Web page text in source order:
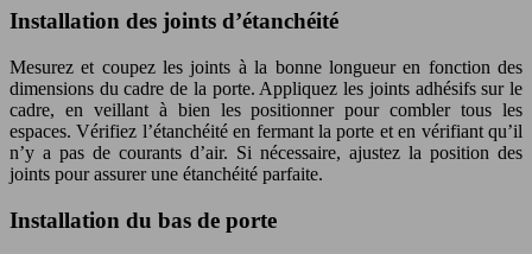
Installation des joints d’étanchéité
Mesurez et coupez les joints à la bonne longueur en fonction des
dimensions du cadre de la porte. Appliquez les joints adhésifs sur le
cadre, en veillant à bien les positionner pour combler tous les
espaces. Vérifiez l’étanchéité en fermant la porte et en vérifiant qu’il
n’y a pas de courants d’air. Si nécessaire, ajustez la position des
joints pour assurer une étanchéité parfaite.
Installation du bas de porte